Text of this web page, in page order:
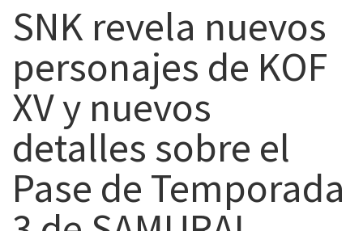
SNK revela nuevos
personajes de KOF
XV y nuevos
detalles sobre el
Pase de Temporada